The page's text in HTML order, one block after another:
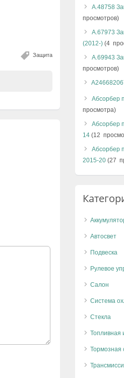
Защита
А.48758
просмотров)
А.67973
(2012-) (4
А.69943
просмотров)
Абсорбер
просмотра)
Абсорбер
14 (12
Абсорбер
2015-20 (27
Автосвет
Подвеска
Рулевое
Салон
Система
Стекла
Топливная
Тормозная